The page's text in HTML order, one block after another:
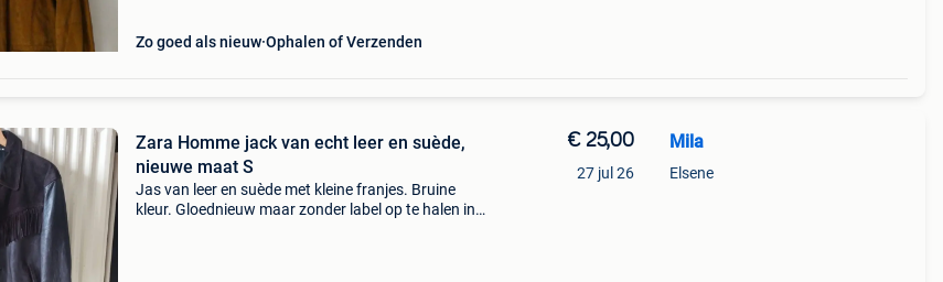
Zo goed als nieuw Ophalen of Verzenden
Zara Homme jack van echt leer en suède,
nieuwe maat S
Jas van leer en suède met kleine franjes. Bruine
kleur. Gloednieuw maar zonder label op te halen in
€ 25,00
27 jul 26
Mila
Elsene